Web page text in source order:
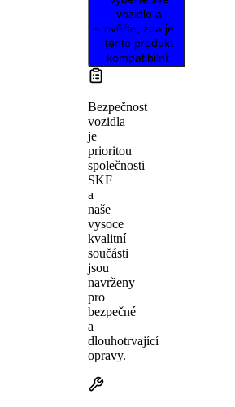
vozidlo a
ověřte, zda je
tento produkt
kompatibilní.
Bezpečnost
vozidla
je
prioritou
společnosti
SKF
a
naše
vysoce
kvalitní
součásti
jsou
navrženy
pro
bezpečné
a
dlouhotrvající
opravy.